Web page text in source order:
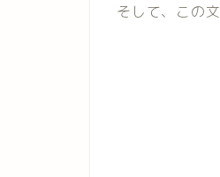
そして、この